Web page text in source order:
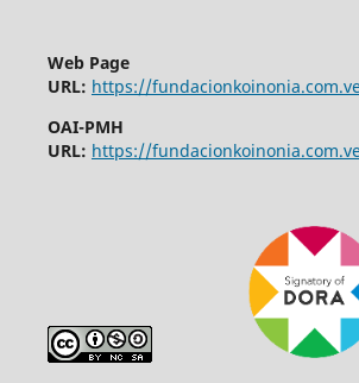
Web Page
URL: https://
OAI-PMH
URL: https://